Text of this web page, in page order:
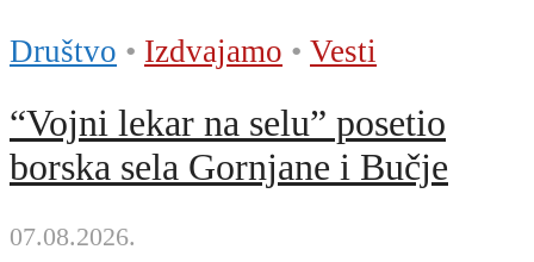
Društvo • Izdvajamo • Vesti
“Vojni lekar na selu” posetio
borska sela Gornjane i Bučje
07.08.2026.